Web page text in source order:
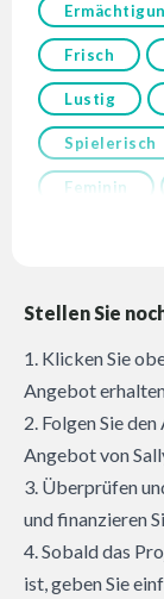
Frisch
Lustig
Spielerisch
Feminin
Stellen Sie
1. Klicken Sie
Angebot
2. Folgen Sie
Angebot von
3. Überprüfen
und finanzieren
4. Sobald das
ist, geben Sie